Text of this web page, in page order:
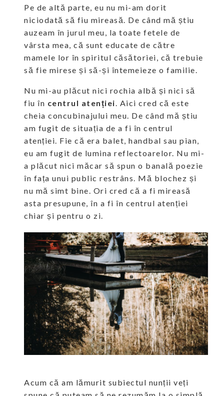
Pe de altă parte, eu nu mi-am dorit
niciodată să fiu mireasă. De când mă știu
auzeam în jurul meu, la toate fetele de
vârsta mea, că sunt educate de către
mamele lor în spiritul căsătoriei, că trebuie
să fie mirese și să-și întemeieze o familie.
Nu mi-au plăcut nici rochia albă și nici să
fiu în centrul atenției. Aici cred că este
cheia concubinajului meu. De când mă știu
am fugit de situația de a fi în centrul
atenției. Fie că era balet, handbal sau pian,
eu am fugit de lumina reflectoarelor. Nu mi-
a plăcut nici măcar să spun o banală poezie
în fața unui public restrâns. Mă blochez și
nu mă simt bine. Ori cred că a fi mireasă
asta presupune, în a fi în centrul atenției
chiar și pentru o zi.
Acum că am lămurit subiectul nunții veți